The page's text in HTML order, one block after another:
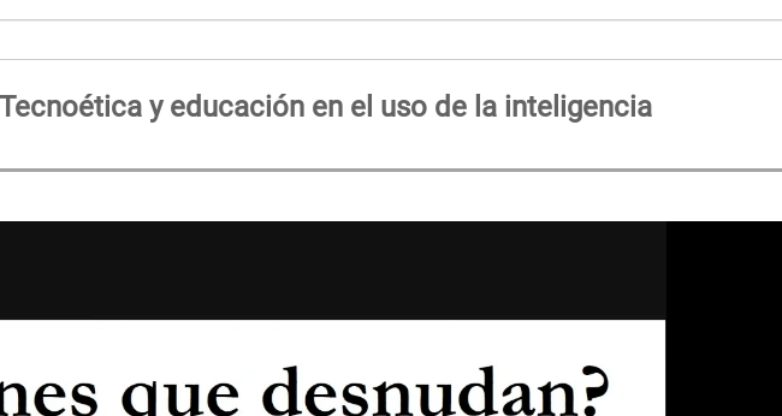
y educación en el uso de la inteligencia